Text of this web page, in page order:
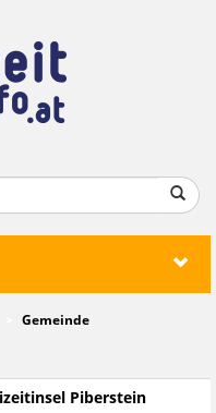
Gemeinde
Piberstein